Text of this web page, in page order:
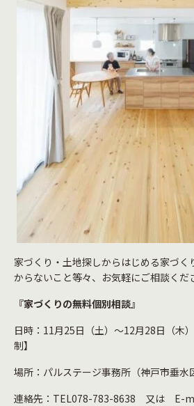
家づくり・土地探しからはじめる家づく
からないこと等々、お気軽にご相談くだ
『家づくりの無料個別相談』
日時：11月25日（土）～12月28日（木
制】
場所：パルステージ事務所（神戸市垂水
連絡先：TEL078-783-8638 又は E-